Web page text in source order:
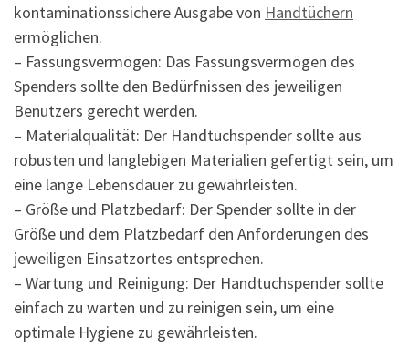
kontaminationssichere Ausgabe von Handtüchern
ermöglichen.
– Fassungsvermögen: Das Fassungsvermögen des
Spenders sollte den Bedürfnissen des jeweiligen
Benutzers gerecht werden.
– Materialqualität: Der Handtuchspender sollte aus
robusten und langlebigen Materialien gefertigt sein, um
eine lange Lebensdauer zu gewährleisten.
– Größe und Platzbedarf: Der Spender sollte in der
Größe und dem Platzbedarf den Anforderungen des
jeweiligen Einsatzortes entsprechen.
– Wartung und Reinigung: Der Handtuchspender sollte
einfach zu warten und zu reinigen sein, um eine
optimale Hygiene zu gewährleisten.